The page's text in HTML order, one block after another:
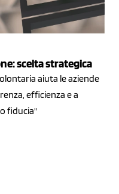
scelta strategica
aiuta le aziende
efficienza e a
fiducia"